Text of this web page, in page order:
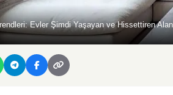
Evler Şimdi Yaşayan ve Hissettiren